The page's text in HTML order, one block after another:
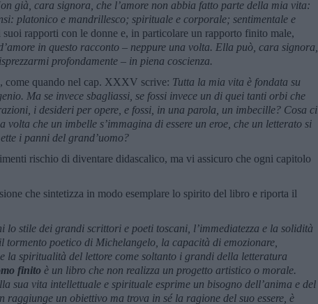
già, cara signora, che l’amore non abbia fatto parte della mia vita:
platonico e mandrillesco; spirituale e corporale; sentimentale e
rapporti con le donne e, in particolare un rapporto finito male,
in questo racconto – neppure una volta. Ella può, cara signora,
profondamente – in piena coscienza.
come quando nel cap. XXXV scrive: Tutta la mia vita è fondata su
Ma se invece sbagliassi, se fossi invece un di quei tanti orbi che
i desideri per opere, e fossi, in una parola, un imbecille? Cosa ci
volta che un imbelle s’immagina di essere un eroe, che un letterato si
i panni del grand’uomo?
rischio di diventare didascalico, ma vi assicuro che ogni capitolo
che sintetizza in modo esemplare lo spirito del libro e riporta il
lo stile dei grandi scrittori e poeti toscani, l’immediatezza e la solidità
tormento poetico di Michelangelo, la capacità di emozionare,
la spiritualità del lettore come soltanto i grandi della letteratura
finito è un libro che non realizza un progetto artistico o morale.
sua vita intellettuale e spirituale esprime un bisogno dell’anima e del
raggiunge un obiettivo ma trova in sé la ragione del suo essere, è